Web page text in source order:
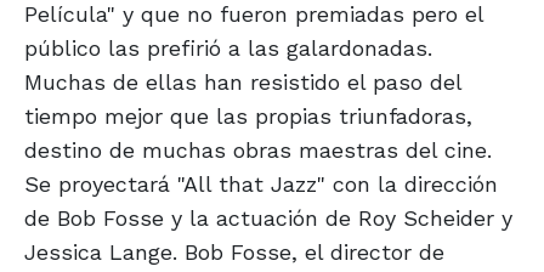
Película" y que no fueron premiadas pero el
público las prefirió a las galardonadas.
Muchas de ellas han resistido el paso del
tiempo mejor que las propias triunfadoras,
destino de muchas obras maestras del cine.
Se proyectará "All that Jazz" con la dirección
de Bob Fosse y la actuación de Roy Scheider y
Jessica Lange. Bob Fosse, el director de